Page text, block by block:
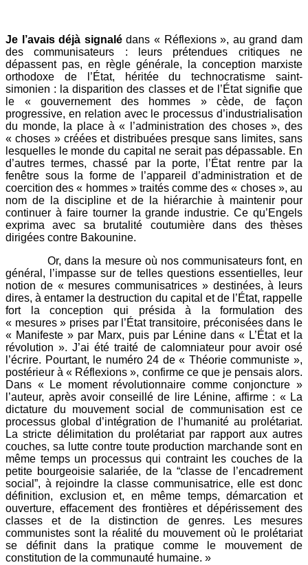
Je l’avais déjà signalédans « Réflexions », au grand dam
des communisateurs : leurs prétendues critiques ne
dépassent pas, en règle générale, la conception marxiste
orthodoxe de l’État, héritée du technocratisme saint-
simonien : la disparition des classes et de l’État signifie que
le « gouvernement des hommes » cède, de façon
progressive, en relation avec le processus d’industrialisation
du monde, la place à « l’administration des choses », des
« choses » créées et distribuées presque sans limites, sans
lesquelles le monde du capital ne serait pas dépassable. En
d’autres termes, chassé par la porte, l’État rentre par la
fenêtre sous la forme de l’appareil d’administration et de
coercition des « hommes » traités comme des « choses », au
nom de la discipline et de la hiérarchie à maintenir pour
continuer à faire tourner la grande industrie. Ce qu’Engels
exprima avec sa brutalité coutumière dans des thèses
dirigées contre Bakounine.
Or, dans la mesure où nos communisateurs font, en
général, l’impasse sur de telles questions essentielles, leur
notion de « mesures communisatrices » destinées, à leurs
dires, à entamer la destruction du capital et de l’État, rappelle
fort la conception qui présida à la formulation des
« mesures » prises par l’État transitoire, préconisées dans le
« Manifeste » par Marx, puis par Lénine dans « L’État et la
révolution ». J’ai été traité de calomniateur pour avoir osé
l’écrire. Pourtant, le numéro 24 de « Théorie communiste »,
postérieur à « Réflexions », confirme ce que je pensais alors.
Dans « Le moment révolutionnaire comme conjoncture »
l’auteur, après avoir conseillé de lire Lénine, affirme : « La
dictature du mouvement social de communisation est ce
processus global d’intégration de l’humanité au prolétariat.
La stricte délimitation du prolétariat par rapport aux autres
couches, sa lutte contre toute production marchande sont en
même temps un processus qui contraint les couches de la
petite bourgeoisie salariée, de la “classe de l’encadrement
social”, à rejoindre la classe communisatrice, elle est donc
définition, exclusion et, en même temps, démarcation et
ouverture, effacement des frontières et dépérissement des
classes et de la distinction de genres. Les mesures
communistes sont la réalité du mouvement où le prolétariat
se définit dans la pratique comme le mouvement de
constitution de la communauté humaine. »